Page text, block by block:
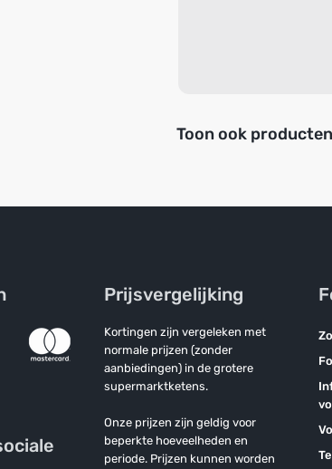
Toon ook
Prijsvergelijking
Kortingen zijn vergeleken met
normale prijzen (zonder
aanbiedingen) in de grotere
supermarktketens.
Onze prijzen zijn geldig voor
beperkte hoeveelheden en
periode. Prijzen kunnen worden